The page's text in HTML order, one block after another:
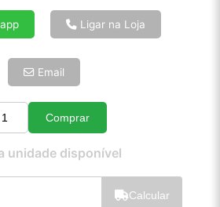
Ligar na Loja
Email
Quantidade
Comprar
unidade disponível
Calcular